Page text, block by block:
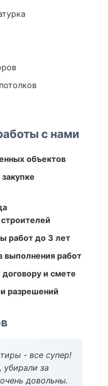
с нами
объектов
работ до 3 лет
выполнения работ
и смете
разрешений
- все супер!
убирали за
довольны.